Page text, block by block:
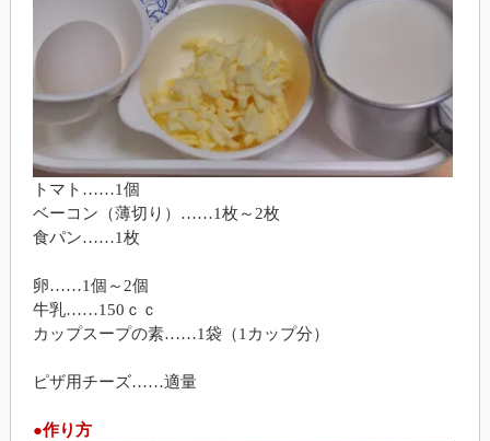
トマト……1個
ベーコン（薄切り）……1枚～2枚
食パン……1枚
卵……1個～2個
牛乳……150ｃｃ
カップスープの素……1袋（1カップ分）
ピザ用チーズ……適量
●作り方